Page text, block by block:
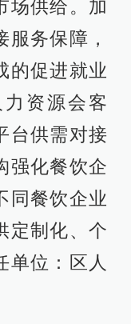
场供给。加
务保障，
的促进就业
资源会客
台供需对接
强化餐饮企
同餐饮企业
定制化、个
单位：区人